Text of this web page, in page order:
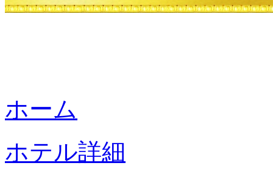
ホーム
ホテル詳細